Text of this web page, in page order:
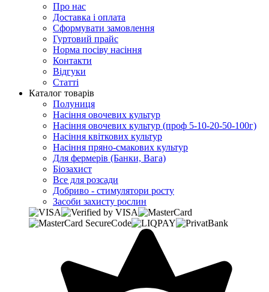
Про нас
Доставка і оплата
Сформувати замовлення
Гуртовий прайс
Норма посіву насіння
Контакти
Відгуки
Статті
Каталог товарів
Полуниця
Насіння овочевих культур
Насіння овочевих культур (проф 5-10-20-50-100г)
Насіння квіткових культур
Насіння пряно-смакових культур
Для фермерів (Банки, Вага)
Біозахист
Все для розсади
Добриво - стимулятори росту
Засоби захисту рослин